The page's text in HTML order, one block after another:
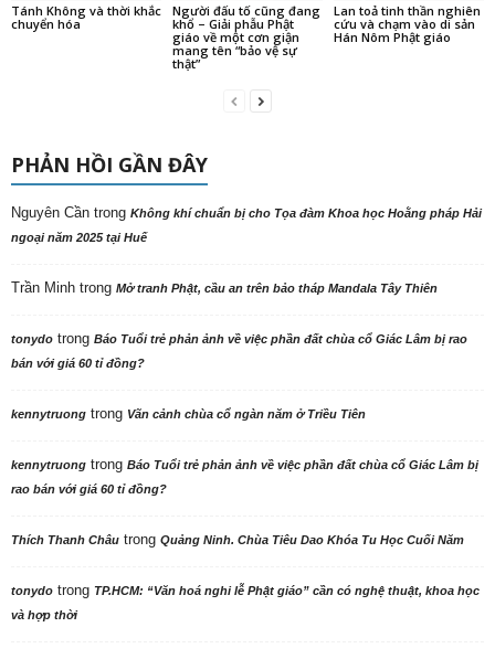
Tánh Không và thời khắc
chuyển hóa
Người đấu tố cũng đang
khổ – Giải phẫu Phật
giáo về một cơn giận
mang tên “bảo vệ sự
thật”
Lan toả tinh thần nghiên
cứu và chạm vào di sản
Hán Nôm Phật giáo
PHẢN HỒI GẦN ĐÂY
Nguyên Cần trong Không khí chuẩn bị cho Tọa đàm Khoa học Hoằng pháp Hải
ngoại năm 2025 tại Huế
Trần Minh trong Mở tranh Phật, cầu an trên bảo tháp Mandala Tây Thiên
tonydo trong Báo Tuổi trẻ phản ảnh về việc phần đất chùa cổ Giác Lâm bị rao
bán với giá 60 tỉ đồng?
kennytruong trong Vãn cảnh chùa cổ ngàn năm ở Triều Tiên
kennytruong trong Báo Tuổi trẻ phản ảnh về việc phần đất chùa cổ Giác Lâm bị
rao bán với giá 60 tỉ đồng?
Thích Thanh Châu trong Quảng Ninh. Chùa Tiêu Dao Khóa Tu Học Cuối Năm
tonydo trong TP.HCM: “Văn hoá nghi lễ Phật giáo” cần có nghệ thuật, khoa học
và hợp thời